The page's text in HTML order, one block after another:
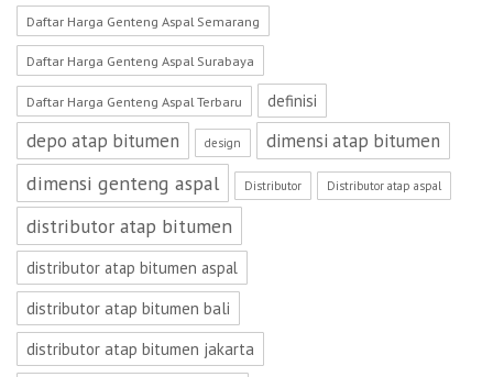
Daftar Harga Genteng Aspal Semarang
Daftar Harga Genteng Aspal Surabaya
Daftar Harga Genteng Aspal Terbaru definisi
depo atap bitumen design dimensi atap bitumen
dimensi genteng aspal Distributor Distributor atap aspal
distributor atap bitumen
distributor atap bitumen aspal
distributor atap bitumen bali
distributor atap bitumen jakarta